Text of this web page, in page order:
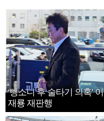
‘뺑소니 후 술타기 의혹’ 이
재룡 재판행